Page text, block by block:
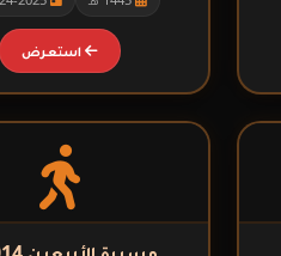
استعرض